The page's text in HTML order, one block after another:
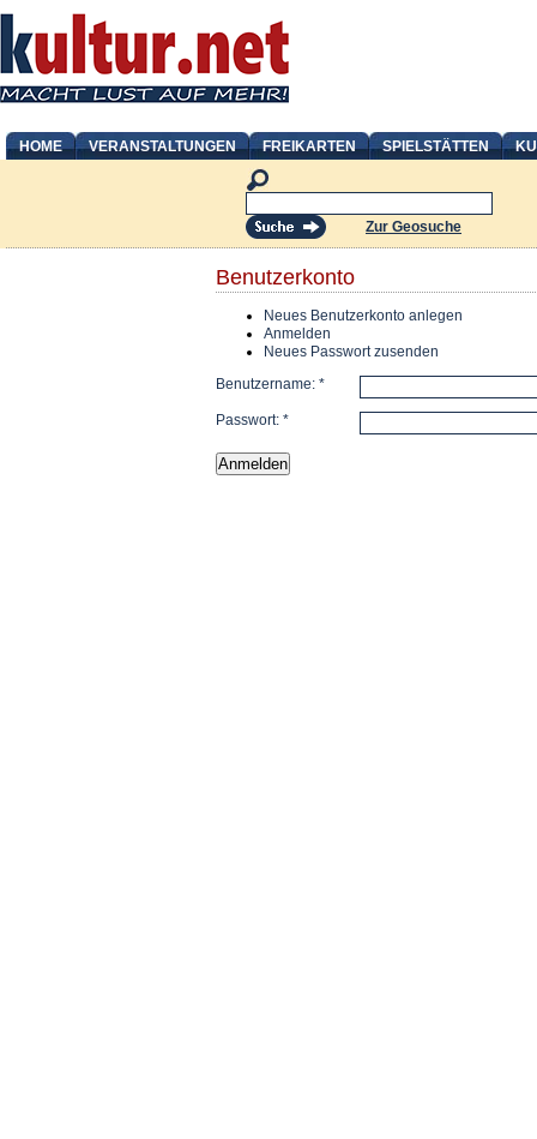
HOME VERANSTALTUNGEN FREIKARTEN SPIELSTÄTTEN
Zur Geosuche
Benutzerkonto
Neues Benutzerkonto anlegen
Anmelden
Neues Passwort zusenden
Benutzername: *
Passwort: *